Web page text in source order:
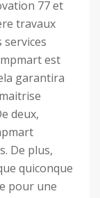
77 et
travaux
services
est
garantira
deux,
De plus,
quiconque
pour une